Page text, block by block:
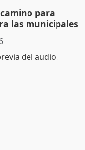
para
las municipales